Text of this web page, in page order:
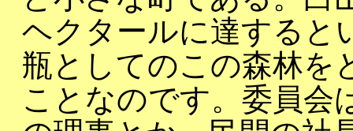
ヘクタールに達すると
瓶としてのこの森林を
ことなのです。委員会